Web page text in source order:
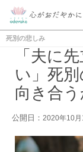
死別の悲しみ
「夫に
い」死
向き合
公開日： 2020年10月